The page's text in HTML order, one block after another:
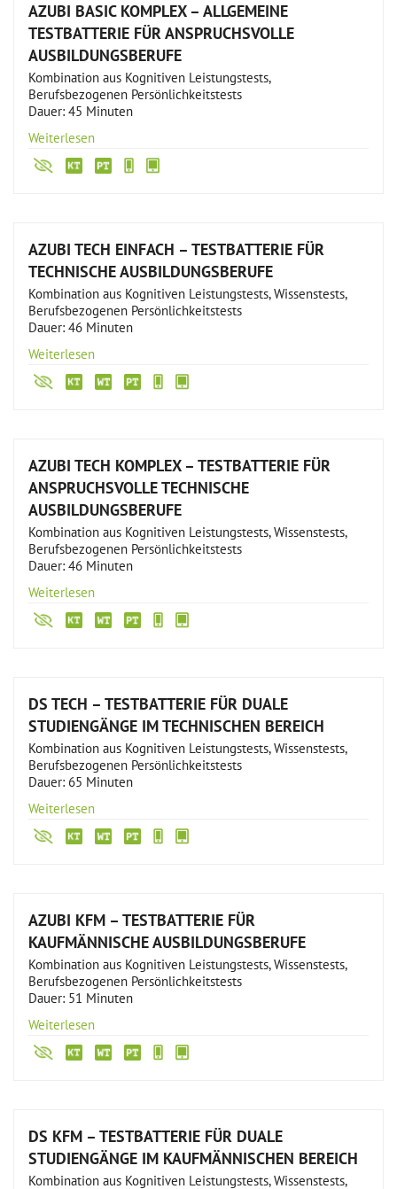
AZUBI BASIC KOMPLEX – ALLGEMEINE
TESTBATTERIE FÜR ANSPRUCHSVOLLE
AUSBILDUNGSBERUFE
Kombination aus Kognitiven Leistungstests,
Berufsbezogenen Persönlichkeitstests
Dauer: 45 Minuten
Weiterlesen
AZUBI TECH EINFACH – TESTBATTERIE FÜR
TECHNISCHE AUSBILDUNGSBERUFE
Kombination aus Kognitiven Leistungstests, Wissenstests,
Berufsbezogenen Persönlichkeitstests
Dauer: 46 Minuten
Weiterlesen
AZUBI TECH KOMPLEX – TESTBATTERIE FÜR
ANSPRUCHSVOLLE TECHNISCHE
AUSBILDUNGSBERUFE
Kombination aus Kognitiven Leistungstests, Wissenstests,
Berufsbezogenen Persönlichkeitstests
Dauer: 46 Minuten
Weiterlesen
DS TECH – TESTBATTERIE FÜR DUALE
STUDIENGÄNGE IM TECHNISCHEN BEREICH
Kombination aus Kognitiven Leistungstests, Wissenstests,
Berufsbezogenen Persönlichkeitstests
Dauer: 65 Minuten
Weiterlesen
AZUBI KFM – TESTBATTERIE FÜR
KAUFMÄNNISCHE AUSBILDUNGSBERUFE
Kombination aus Kognitiven Leistungstests, Wissenstests,
Berufsbezogenen Persönlichkeitstests
Dauer: 51 Minuten
Weiterlesen
DS KFM – TESTBATTERIE FÜR DUALE
STUDIENGÄNGE IM KAUFMÄNNISCHEN BEREICH
Kombination aus Kognitiven Leistungstests, Wissenstests,